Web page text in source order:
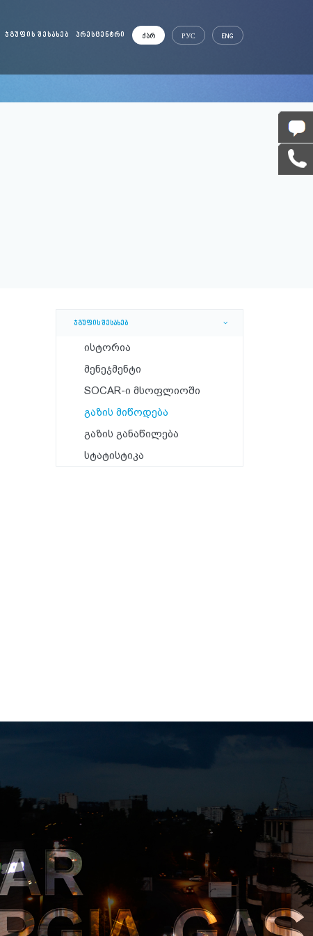
ᲯᲒᲣᲤᲘᲡ ᲨᲔᲡᲐᲮᲔᲑ ᲞᲠᲔᲡᲪᲔᲜᲢᲠᲘ ᲥᲐᲠ РУС ENG
ჯგუფის შესახებ
ისტორია
მენეჯმენტი
SOCAR-ი მსოფლიოში
გაზის მიწოდება
გაზის განაწილება
სტატისტიკა